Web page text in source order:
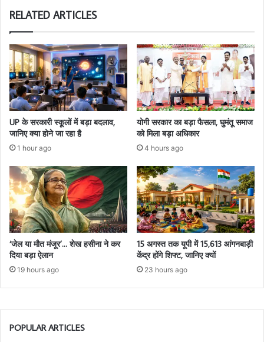
RELATED ARTICLES
UP के सरकारी स्कूलों में बड़ा बदलाव,
जानिए क्या होने जा रहा है
1 hour ago
योगी सरकार का बड़ा फैसला, घुमंतू समाज
को मिला बड़ा अधिकार
4 hours ago
‘जेल या मौत मंजूर’… शेख हसीना ने कर
दिया बड़ा ऐलान
19 hours ago
15 अगस्त तक यूपी में 15,613 आंगनबाड़ी
केंद्र होंगे शिफ्ट, जानिए क्यों
23 hours ago
POPULAR ARTICLES